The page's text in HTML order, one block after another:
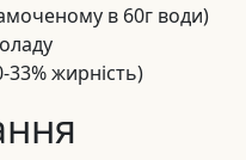
в 60г води)
33% жирність)